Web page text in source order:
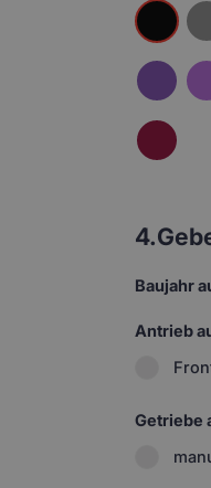
4.
Baujahr
Antrieb
Getriebe